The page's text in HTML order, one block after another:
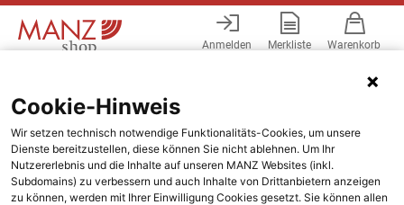
Anmelden Merkliste Warenkorb
Cookie-Hinweis
Wir setzen technisch notwendige Funktionalitäts-Cookies, um unsere
Dienste bereitzustellen, diese können Sie nicht ablehnen. Um Ihr
Nutzererlebnis und die Inhalte auf unseren MANZ Websites (inkl.
Subdomains) zu verbessern und auch Inhalte von Drittanbietern anzeigen
zu können, werden mit Ihrer Einwilligung Cookies gesetzt. Sie können allen